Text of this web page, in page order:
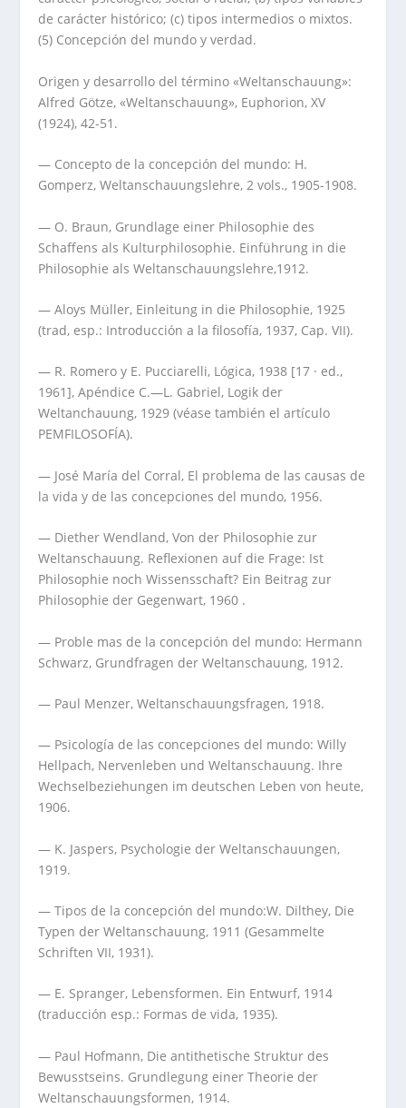
de carácter histórico; (c) tipos intermedios o mixtos.
(5) Concepción del mundo y verdad.
Origen y desarrollo del término «Weltanschauung»:
Alfred Götze, «Weltanschauung», Euphorion, XV
(1924), 42-51.
— Concepto de la concepción del mundo: H.
Gomperz, Weltanschauungslehre, 2 vols., 1905-1908.
— O. Braun, Grundlage einer Philosophie des
Schaffens als Kulturphilosophie. Einführung in die
Philosophie als Weltanschauungslehre,1912.
— Aloys Müller, Einleitung in die Philosophie, 1925
(trad, esp.: Introducción a la filosofía, 1937, Cap. VII).
— R. Romero y E. Pucciarelli, Lógica, 1938 [17 · ed.,
1961], Apéndice C.—L. Gabriel, Logik der
Weltanchauung, 1929 (véase también el artículo
PEMFILOSOFÍA).
— José María del Corral, El problema de las causas de
la vida y de las concepciones del mundo, 1956.
— Diether Wendland, Von der Philosophie zur
Weltanschauung. Reflexionen auf die Frage: Ist
Philosophie noch Wissensschaft? Ein Beitrag zur
Philosophie der Gegenwart, 1960 .
— Proble mas de la concepción del mundo: Hermann
Schwarz, Grundfragen der Weltanschauung, 1912.
— Paul Menzer, Weltanschauungsfragen, 1918.
— Psicología de las concepciones del mundo: Willy
Hellpach, Nervenleben und Weltanschauung. Ihre
Wechselbeziehungen im deutschen Leben von heute,
1906.
— K. Jaspers, Psychologie der Weltanschauungen,
1919.
— Tipos de la concepción del mundo:W. Dilthey, Die
Typen der Weltanschauung, 1911 (Gesammelte
Schriften VII, 1931).
— E. Spranger, Lebensformen. Ein Entwurf, 1914
(traducción esp.: Formas de vida, 1935).
— Paul Hofmann, Die antithetische Struktur des
Bewusstseins. Grundlegung einer Theorie der
Weltanschauungsformen, 1914.